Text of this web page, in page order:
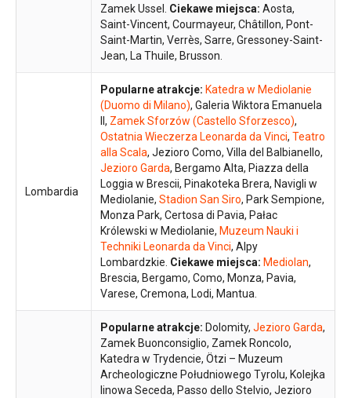
Zamek Ussel. Ciekawe miejsca: Aosta,
Saint-Vincent, Courmayeur, Châtillon, Pont-
Saint-Martin, Verrès, Sarre, Gressoney-Saint-
Jean, La Thuile, Brusson.
Lombardia
Popularne atrakcje: Katedra w Mediolanie
(Duomo di Milano), Galeria Wiktora Emanuela
II, Zamek Sforzów (Castello Sforzesco),
Ostatnia Wieczerza Leonarda da Vinci, Teatro
alla Scala, Jezioro Como, Villa del Balbianello,
Jezioro Garda, Bergamo Alta, Piazza della
Loggia w Brescii, Pinakoteka Brera, Navigli w
Mediolanie, Stadion San Siro, Park Sempione,
Monza Park, Certosa di Pavia, Pałac
Królewski w Mediolanie, Muzeum Nauki i
Techniki Leonarda da Vinci, Alpy
Lombardzkie. Ciekawe miejsca: Mediolan,
Brescia, Bergamo, Como, Monza, Pavia,
Varese, Cremona, Lodi, Mantua.
Popularne atrakcje: Dolomity, Jezioro Garda,
Zamek Buonconsiglio, Zamek Roncolo,
Katedra w Trydencie, Ötzi – Muzeum
Archeologiczne Południowego Tyrolu, Kolejka
linowa Seceda, Passo dello Stelvio, Jezioro